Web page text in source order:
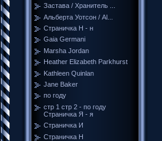
Застава / Хранитель ...
Альберта Уотсон / Al...
Страничка Н - н
Gaia Germani
Marsha Jordan
Heather Elizabeth Parkhurst
Kathleen Quinlan
Jane Baker
по году
стр 1 стр 2 - по году
Страничка Я - я
Страничка И
Страничка Н